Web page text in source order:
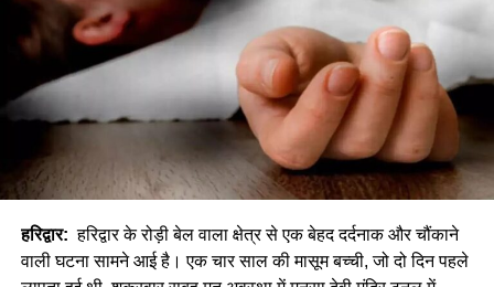
हरिद्वार: हरिद्वार के रोड़ी बेल वाला क्षेत्र से एक बेहद दर्दनाक और चौंकाने
वाली घटना सामने आई है। एक चार साल की मासूम बच्ची, जो दो दिन पहले